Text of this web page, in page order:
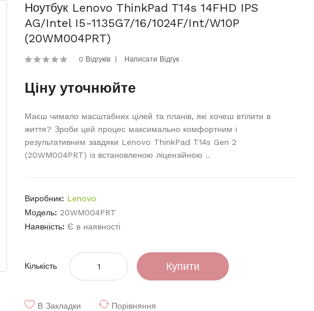
Ноутбук Lenovo ThinkPad T14s 14FHD IPS
AG/Intel I5-1135G7/16/1024F/int/W10P
(20WM004PRT)
0 Відгуків Написати Відгук
Ціну уточнюйте
Маєш чимало масштабних цілей та планів, які хочеш втілити в
життя? Зроби цей процес максимально комфортним і
результативним завдяки Lenovo ThinkPad T14s Gen 2
(20WM004PRT) із встановленою ліцензійною ..
Виробник: Lenovo
Модель: 20WM004PRT
Наявність:Є в наявності
Кількість Купити
В Закладки Порівняння